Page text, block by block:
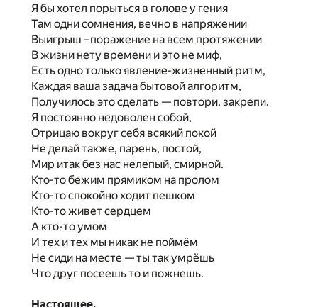
Я бы хотел порыться в голове у гения
Там одни сомнения, вечно в напряжении
Выигрыш –поражение на всем протяжении
В жизни нету времени и это не миф,
Есть одно только явление-жизненный ритм,
Каждая ваша задача бытовой алгоритм,
Получилось это сделать — повтори, закрепи.
Я постоянно недоволен собой,
Отрицаю вокруг себя всякий покой
Не делай также, парень, постой,
Мир итак без нас нелепый, смирной.
Кто-то бежим прямиком на пролом
Кто-то спокойно ходит пешком
Кто-то живет сердцем
А кто-то умом
И тех и тех мы никак не поймём
Не сиди на месте — ты так умрёшь
Что друг посеешь то и пожнешь.
Настоящее.